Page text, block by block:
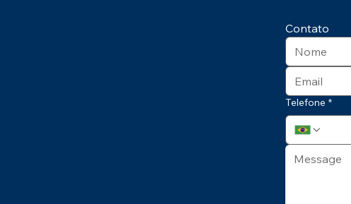
Impactos na Gestão deContato
Telefone *